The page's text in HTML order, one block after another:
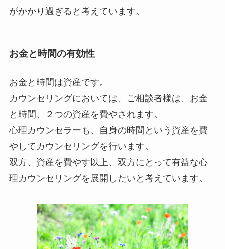
がかかり過ぎると考えています。
お金と時間の有効性
お金と時間は資産です。
カウンセリングにおいては、ご相談者様は、お金
と時間、２つの資産を費やされます。
心理カウンセラーも、自身の時間という資産を費
やしてカウンセリングを行います。
双方、資産を費やす以上、双方にとって有益な心
理カウンセリングを展開したいと考えています。